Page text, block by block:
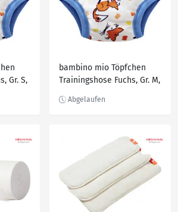
Gr. S,
bambino mio Töpfchen
Trainingshose Fuchs, Gr. M,